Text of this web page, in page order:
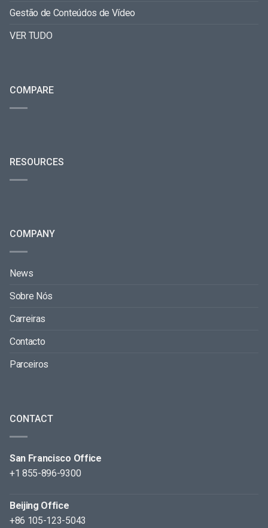
Gestão de Conteúdos de Vídeo
VER TUDO
COMPARE
RESOURCES
COMPANY
News
Sobre Nós
Carreiras
Contacto
Parceiros
CONTACT
San Francisco Office
+1 855-896-9300
Beijing Office
+86 105-123-5043